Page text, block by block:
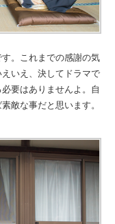
。これまでの感謝の気
いえ、決してドラマで
要はありませんよ。自
敵な事だと思います。